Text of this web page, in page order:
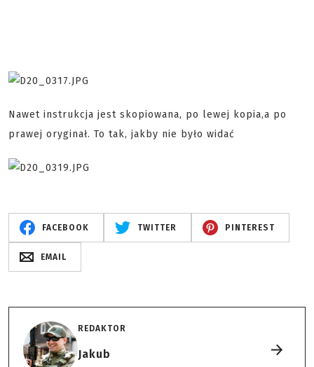
Nawet instrukcja jest skopiowana, po lewej kopia,a po
prawej oryginał. To tak, jakby nie było widać
FACEBOOK TWITTER PINTEREST
EMAIL
REDAKTOR
Jakub